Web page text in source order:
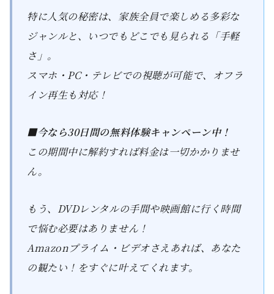
特に人気の秘密は、家族全員で楽しめる多彩な
ジャンルと、いつでもどこでも見られる「手軽
さ」。
スマホ・PC・テレビでの視聴が可能で、オフラ
イン再生も対応！
■今なら30日間の無料体験キャンペーン中！
この期間中に解約すれば料金は一切かかりませ
ん。
もう、DVDレンタルの手間や映画館に行く時間
で悩む必要はありません！
Amazonプライム・ビデオさえあれば、あなた
の観たい！をすぐに叶えてくれます。